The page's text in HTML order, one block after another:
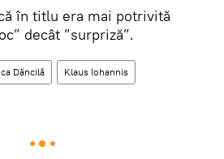
în titlu era mai potrivită
decât ”surpriză”.
Dăncilă Klaus Iohannis